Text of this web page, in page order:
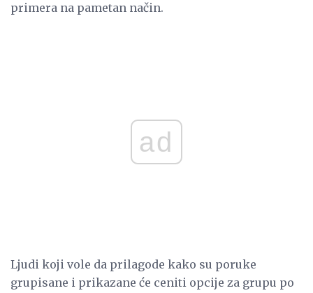
primera na pametan način.
ad
Ljudi koji vole da prilagode kako su poruke
grupisane i prikazane će ceniti opcije za grupu po